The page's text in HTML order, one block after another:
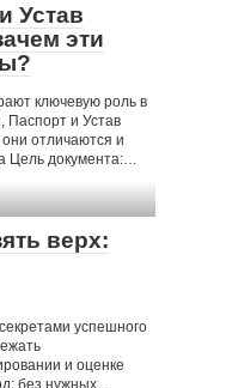
Устав
эти
ключевую роль в
Паспорт и Устав
отличаются и
Цель документа:…
верх:
успешного
и оценке
без нужных…